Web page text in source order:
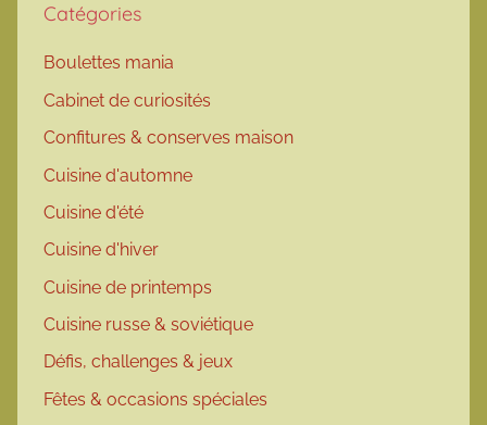
Catégories
Boulettes mania
Cabinet de curiosités
Confitures & conserves maison
Cuisine d'automne
Cuisine d'été
Cuisine d'hiver
Cuisine de printemps
Cuisine russe & soviétique
Défis, challenges & jeux
Fêtes & occasions spéciales